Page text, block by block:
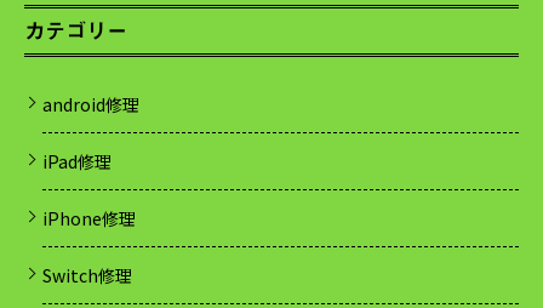
カテゴリー
android修理
iPad修理
iPhone修理
Switch修理